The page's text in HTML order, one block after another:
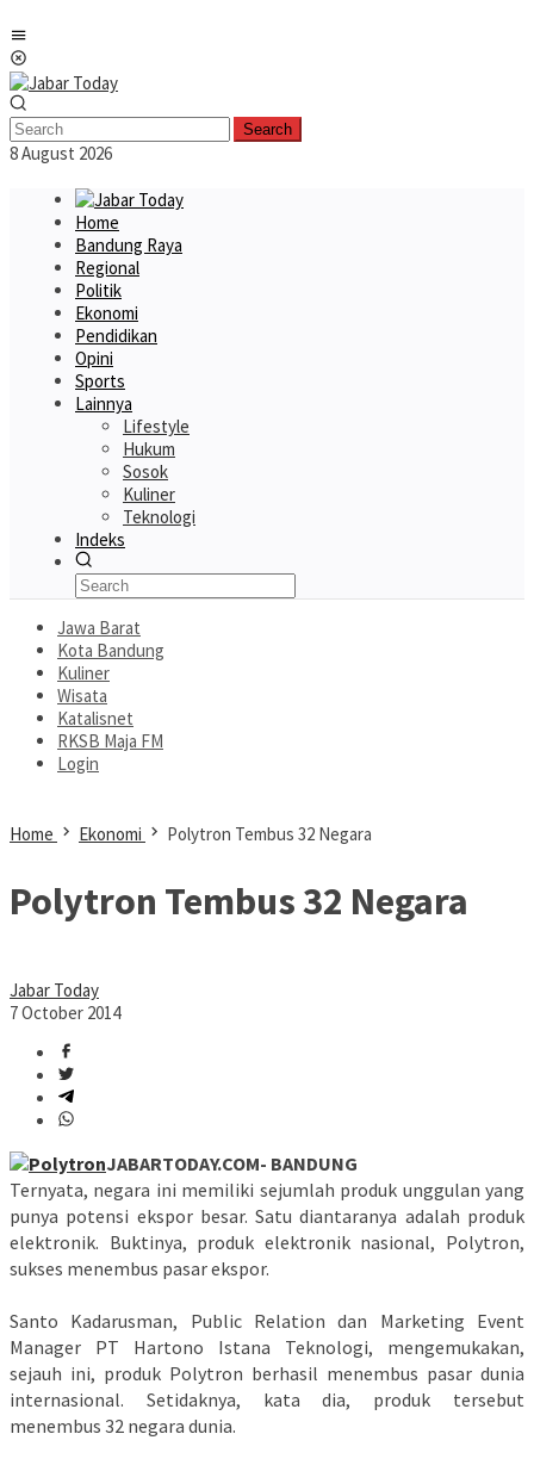
to
content
Search
8 August 2026
Home
Bandung Raya
Regional
Politik
Ekonomi
Pendidikan
Opini
Sports
Lainnya
Lifestyle
Hukum
Sosok
Kuliner
Teknologi
Indeks
Jawa Barat
Kota Bandung
Kuliner
Wisata
Katalisnet
RKSB Maja FM
Login
Home Ekonomi Polytron Tembus 32 Negara
Polytron Tembus 32 Negara
Jabar Today
7 October 2014
JABARTODAY.COM- BANDUNG
Ternyata, negara ini memiliki sejumlah produk unggulan yang
punya potensi ekspor besar. Satu diantaranya adalah produk
elektronik. Buktinya, produk elektronik nasional, Polytron,
sukses menembus pasar ekspor.
Santo Kadarusman, Public Relation dan Marketing Event
Manager PT Hartono Istana Teknologi, mengemukakan,
sejauh ini, produk Polytron berhasil menembus pasar dunia
internasional. Setidaknya, kata dia, produk tersebut
menembus 32 negara dunia.